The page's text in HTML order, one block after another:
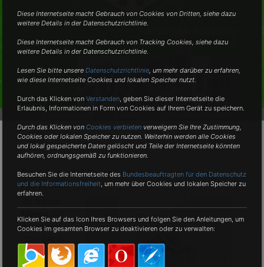
Schädlingsbekämpfung
vom Fachmann in der Nähe
Professionell • Umweltschonend •
Professioneller Kammerjäger-Service für
Zappendorf
Ihrem Hof
Ihrem Haus?
Kleininsekten
Diese Internetseite macht Gebrauch von Cookies von Dritten, siehe dazu
weitere Details in der Datenschutzrichtlinie.
Diese Internetseite macht Gebrauch von Tracking Cookies, siehe dazu
weitere Details in der Datenschutzrichtlinie.
Lesen Sie bitte unsereDatenschutzrichtlinie, um mehr darüber zu erfahren,
wie diese Internetseite Cookies und lokalen Speicher nutzt.
Durch das Klicken vonVerstanden,geben Sie dieser Internetseite die
Erlaubnis, Informationen in Form von Cookies auf Ihrem Gerät zu speichern.
Durch das Klicken von Cookies verbieten verweigern Sie Ihre Zustimmung,
Cookies oder lokalen Speicher zu nutzen. Weiterhin werden alle Cookies
und lokal gespeicherte Daten gelöscht und Teile der Internetseite könnten
aufhören, ordnungsgemäß zu funktionieren.
Besuchen Sie die Internetseite des Bundesbeauftragten für den Datenschutz
und die Informationsfreiheit, um mehr über Cookies und lokalen Speicher zu
erfahren.
Klicken Sie auf das Icon Ihres Browsers und folgen Sie den Anleitungen, um
Cookies im gesamten Browser zu deaktivieren oder zu verwalten: